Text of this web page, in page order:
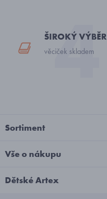
ŠIROKÝ VÝBĚR
věciček skladem
Sortiment
Vše o nákupu
Dětské Artex